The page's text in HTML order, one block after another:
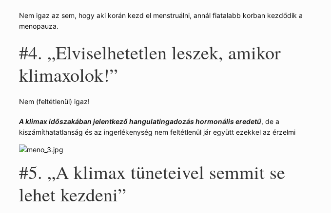
Nem igaz az sem, hogy aki korán kezd el menstruálni, annál fiatalabb korban kezdődik a
menopauza.
#4. „Elviselhetetlen leszek, amikor
klimaxolok!”
Nem (feltétlenül) igaz!
A klimax időszakában jelentkező hangulatingadozás hormonális eredetű, de a
kiszámíthatatlanság és az ingerlékenység nem feltétlenül jár együtt ezekkel az érzelmi
#5. „A klimax tüneteivel semmit se
lehet kezdeni”